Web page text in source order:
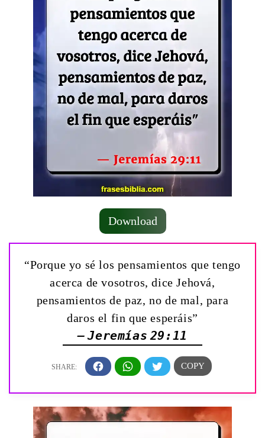
Download
“Porque yo sé los pensamientos que tengo
acerca de vosotros, dice Jehová,
pensamientos de paz, no de mal, para
daros el fin que esperáis”
— Jeremías 29:11